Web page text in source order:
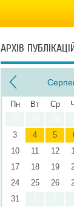
АРХІВ
Пн Вт Ср
3
4 5
10
11 12
17
18 19
24
25 26
31